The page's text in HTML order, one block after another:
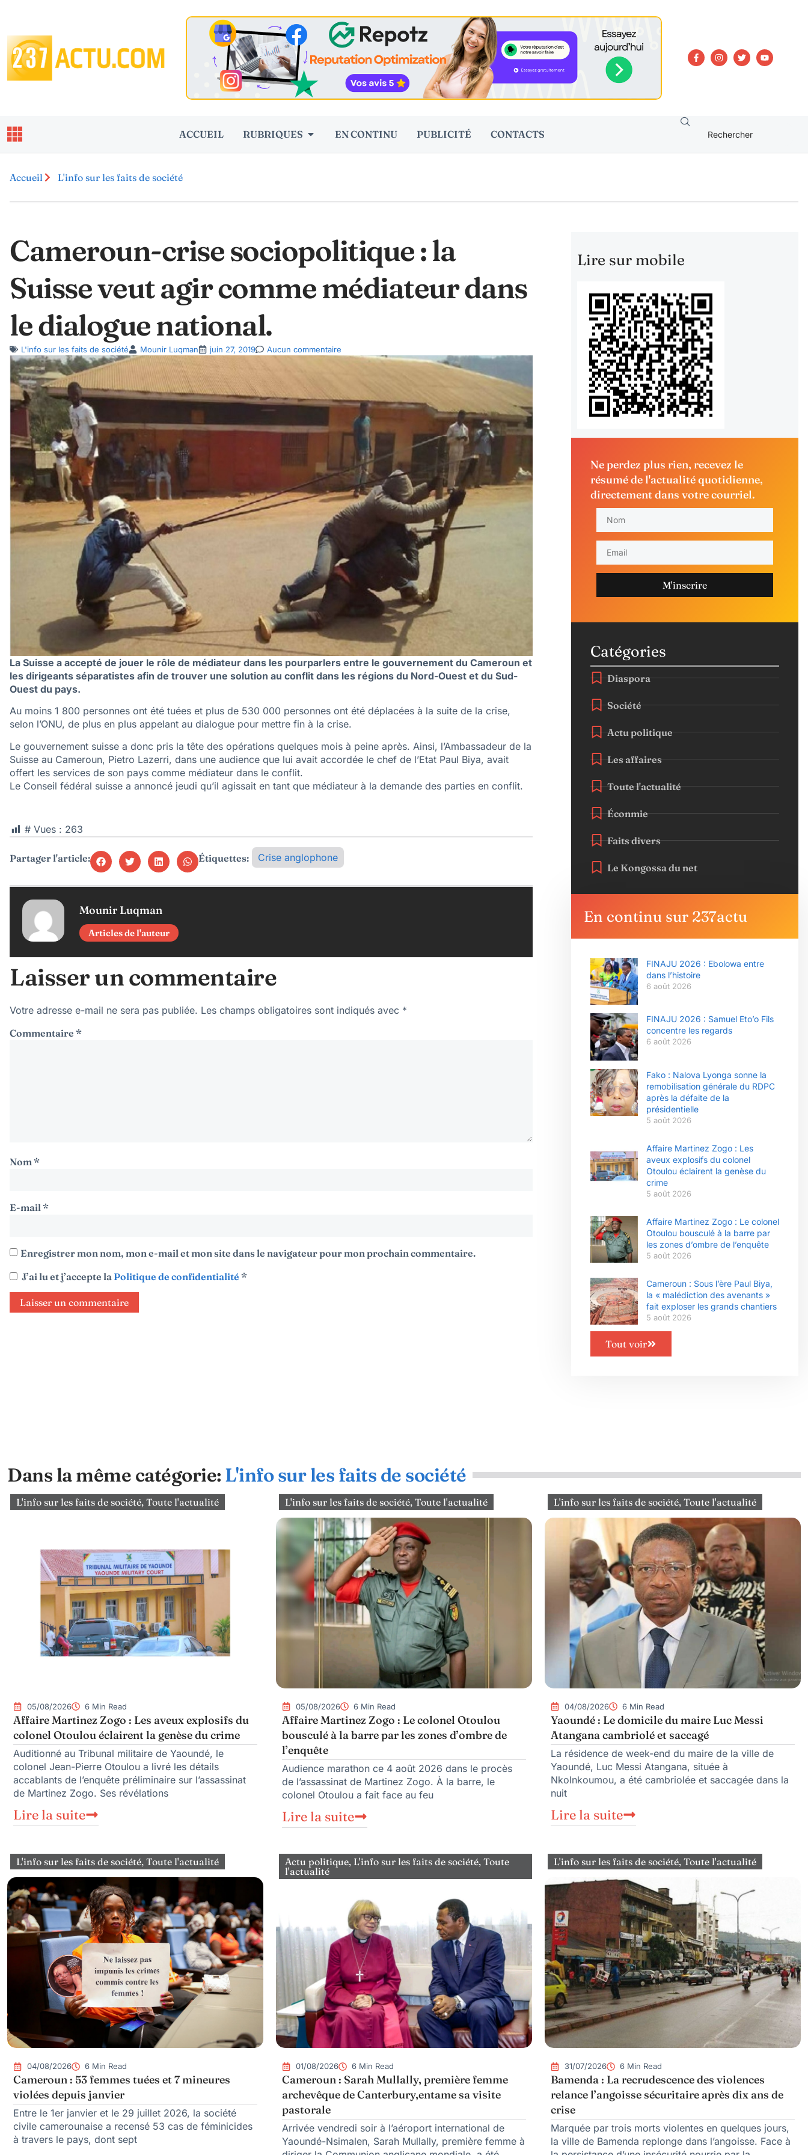
ACCUEIL RUBRIQUES EN CONTINU PUBLICITÉ CONTACTS
Accueil L'info sur les faits de société
Cameroun-crise sociopolitique : la
Suisse veut agir comme médiateur dans
le dialogue national.
L'info sur les faits de société Mounir Luqman juin 27, 2019 Aucun commentaire
La Suisse a accepté de jouer le rôle de médiateur dans les pourparlers entre le gouvernement du Cameroun et
les dirigeants séparatistes afin de trouver une solution au conflit dans les régions du Nord-Ouest et du Sud-
Ouest du pays.
Au moins 1 800 personnes ont été tuées et plus de 530 000 personnes ont été déplacées à la suite de la crise,
selon l’ONU, de plus en plus appelant au dialogue pour mettre fin à la crise.
Le gouvernement suisse a donc pris la tête des opérations quelques mois à peine après. Ainsi, l’Ambassadeur de la
Suisse au Cameroun, Pietro Lazerri, dans une audience que lui avait accordée le chef de l’Etat Paul Biya, avait
offert les services de son pays comme médiateur dans le conflit.
Le Conseil fédéral suisse a annoncé jeudi qu’il agissait en tant que médiateur à la demande des parties en conflit.
# Vues : 263
Partager l'article: Étiquettes: Crise anglophone
Mounir Luqman
Articles de l'auteur
Laisser un commentaire
Votre adresse e-mail ne sera pas publiée. Les champs obligatoires sont indiqués avec *
Commentaire *
Nom*
E-mail*
Enregistrer mon nom, mon e-mail et mon site dans le navigateur pour mon prochain commentaire.
J’ai lu et j’accepte la Politique de confidentialité *
Lire sur mobile
Ne perdez plus rien, recevez le
résumé de l'actualité quotidienne,
directement dans votre courriel.
M'inscrire
Catégories
Diaspora
Société
Actu politique
Les affaires
Toute l'actualité
Éconmie
Faits divers
Le Kongossa du net
En continu sur 237actu
FINAJU 2026 : Ebolowa entre
dans l’histoire
6 août 2026
FINAJU 2026 : Samuel Eto’o Fils
concentre les regards
6 août 2026
Fako : Nalova Lyonga sonne la
remobilisation générale du RDPC
après la défaite de la
présidentielle
5 août 2026
Affaire Martinez Zogo : Les
aveux explosifs du colonel
Otoulou éclairent la genèse du
crime
5 août 2026
Affaire Martinez Zogo : Le colonel
Otoulou bousculé à la barre par
les zones d’ombre de l’enquête
5 août 2026
Cameroun : Sous l’ère Paul Biya,
la « malédiction des avenants »
fait exploser les grands chantiers
5 août 2026
Tout voir
Dans la même catégorie: L'info sur les faits de société
L'info sur les faits de société, Toute l'actualité
05/08/2026 6 Min Read
Affaire Martinez Zogo : Les aveux explosifs du
colonel Otoulou éclairent la genèse du crime
Auditionné au Tribunal militaire de Yaoundé, le
colonel Jean-Pierre Otoulou a livré les détails
accablants de l’enquête préliminaire sur l’assassinat
de Martinez Zogo. Ses révélations
Lire la suite
L'info sur les faits de société, Toute l'actualité
05/08/2026 6 Min Read
Affaire Martinez Zogo : Le colonel Otoulou
bousculé à la barre par les zones d’ombre de
l’enquête
Audience marathon ce 4 août 2026 dans le procès
de l’assassinat de Martinez Zogo. À la barre, le
colonel Otoulou a fait face au feu
Lire la suite
L'info sur les faits de société, Toute l'actualité
04/08/2026 6 Min Read
Yaoundé : Le domicile du maire Luc Messi
Atangana cambriolé et saccagé
La résidence de week-end du maire de la ville de
Yaoundé, Luc Messi Atangana, située à
Nkolnkoumou, a été cambriolée et saccagée dans la
nuit
Lire la suite
L'info sur les faits de société, Toute l'actualité
04/08/2026 6 Min Read
Cameroun : 53 femmes tuées et 7 mineures
violées depuis janvier
Entre le 1er janvier et le 29 juillet 2026, la société
civile camerounaise a recensé 53 cas de féminicides
à travers le pays, dont sept
Actu politique, L'info sur les faits de société, Toute
l'actualité
01/08/2026 6 Min Read
Cameroun : Sarah Mullally, première femme
archevêque de Canterbury,entame sa visite
pastorale
Arrivée vendredi soir à l’aéroport international de
Yaoundé-Nsimalen, Sarah Mullally, première femme à
L'info sur les faits de société, Toute l'actualité
31/07/2026 6 Min Read
Bamenda : La recrudescence des violences
relance l’angoisse sécuritaire après dix ans de
crise
Marquée par trois morts violentes en quelques jours,
la ville de Bamenda replonge dans l’angoisse. Face à